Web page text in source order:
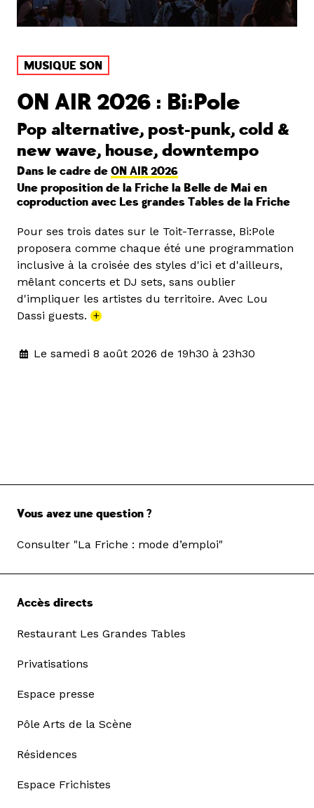
MUSIQUE SON
ON AIR 2026 : Bi:Pole
Pop alternative, post-punk, cold &
new wave, house, downtempo
Dans le cadre de ON AIR 2026
Une proposition de la Friche la Belle de Mai en
coproduction avec Les grandes Tables de la Friche
Pour ses trois dates sur le Toit-Terrasse, Bi:Pole
proposera comme chaque été une programmation
inclusive à la croisée des styles d'ici et d'ailleurs,
mêlant concerts et DJ sets, sans oublier
d'impliquer les artistes du territoire. Avec Lou
Dassi guests. +
Le samedi 8 août 2026 de 19h30 à 23h30
Vous avez une question ?
Consulter "La Friche : mode d’emploi"
Accès directs
Restaurant Les Grandes Tables
Privatisations
Espace presse
Pôle Arts de la Scène
Résidences
Espace Frichistes